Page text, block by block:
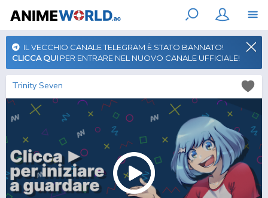
IL VECCHIO CANALE TELEGRAM È STATO BANNATO!
CLICCA QUI PER ENTRARE NEL NUOVO CANALE UFFICIALE!
Trinity Seven